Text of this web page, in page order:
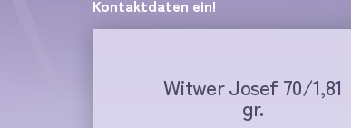
Kontaktdaten ein!
Witwer Josef 70/1,81
gr.